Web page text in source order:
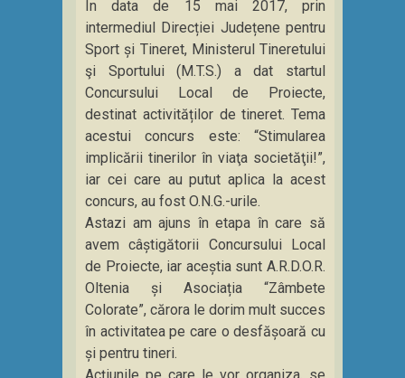
În data de 15 mai 2017, prin
intermediul Direcției Județene pentru
Sport și Tineret, Ministerul Tineretului
şi Sportului (M.T.S.) a dat startul
Concursului Local de Proiecte,
destinat activităților de tineret. Tema
acestui concurs este: “Stimularea
implicării tinerilor în viaţa societăţii!”,
iar cei care au putut aplica la acest
concurs, au fost O.N.G.-urile.
Astazi am ajuns în etapa în care să
avem câștigătorii Concursului Local
de Proiecte, iar aceștia sunt A.R.D.O.R.
Oltenia și Asociația “Zâmbete
Colorate”, cărora le dorim mult succes
în activitatea pe care o desfășoară cu
și pentru tineri.